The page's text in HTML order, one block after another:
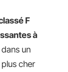
F
à
un
cher